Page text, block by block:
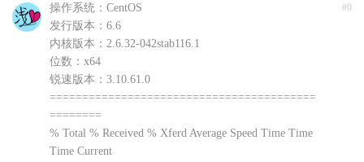
#0
操作系统：CentOS
发行版本：6.6
内核版本：2.6.32-042stab116.1
位数：x64
锐速版本：3.10.61.0
=========================================
========
% Total % Received % Xferd Average Speed Time Time
Time Current